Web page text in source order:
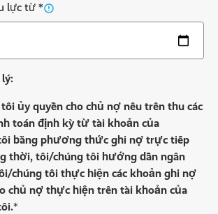
lực từ *
lý:
ủy quyền cho chủ nợ nêu trên thu các
toán định kỳ từ tài khoản của
bằng phương thức ghi nợ trực tiếp
thời, tôi/chúng tôi hướng dẫn ngân
chúng tôi thực hiện các khoản ghi nợ
chủ nợ thực hiện trên tài khoản của
*